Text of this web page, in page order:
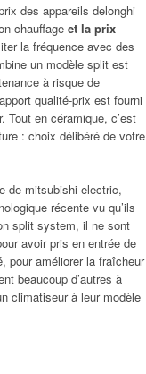
des appareils delonghi
chauffage et la prix
la fréquence avec des
un modèle split est
à risque de
qualité-prix est fourni
Tout en céramique, c’est
: choix délibéré de votre
de mitsubishi electric,
récente vu qu’ils
split system, il ne sont
avoir pris en entrée de
pour améliorer la fraîcheur
beaucoup d’autres à
climatiseur à leur modèle